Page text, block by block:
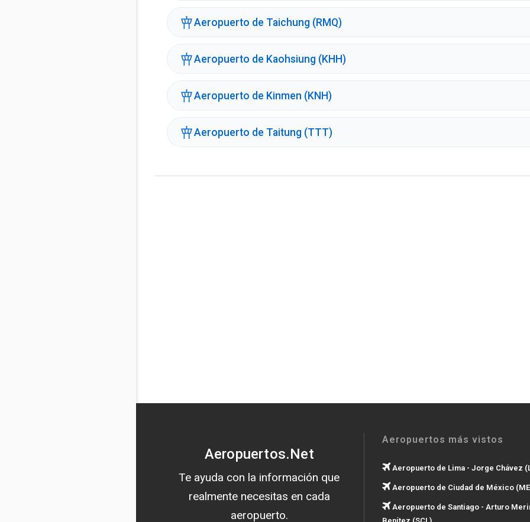
Aeropuerto de Taichung (RMQ)
Aeropuerto de Kaohsiung (KHH)
Aeropuerto de Kinmen (KNH)
Aeropuerto de Taitung (TTT)
Aeropuertos.Net
Te ayuda con la información que
realmente necesitas en cada
aeropuerto.
Aeropuertos más vistos
Aeropuerto de Lima - Jorge Chávez
Aeropuerto de Ciudad de México
Aeropuerto de Santiago - Arturo